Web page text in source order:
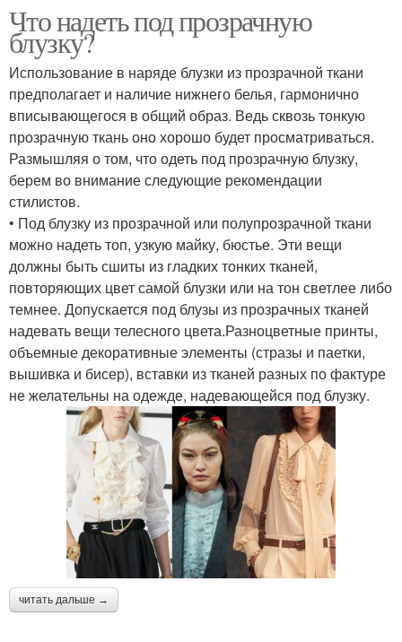
Что надеть под прозрачную
блузку?
Использование в наряде блузки из прозрачной ткани
предполагает и наличие нижнего белья, гармонично
вписывающегося в общий образ. Ведь сквозь тонкую
прозрачную ткань оно хорошо будет просматриваться.
Размышляя о том, что одеть под прозрачную блузку,
берем во внимание следующие рекомендации
стилистов.
• Под блузку из прозрачной или полупрозрачной ткани
можно надеть топ, узкую майку, бюстье. Эти вещи
должны быть сшиты из гладких тонких тканей,
повторяющих цвет самой блузки или на тон светлее либо
темнее. Допускается под блузы из прозрачных тканей
надевать вещи телесного цвета.Разноцветные принты,
объемные декоративные элементы (стразы и паетки,
вышивка и бисер), вставки из тканей разных по фактуре
не желательны на одежде, надевающейся под блузку.
читать дальше →